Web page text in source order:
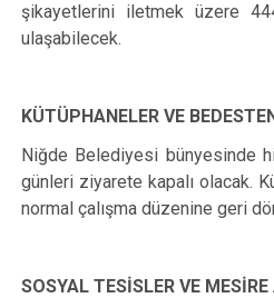
şikayetlerini iletmek üzere
ulaşabilecek.
KÜTÜPHANELER VE
Niğde Belediyesi bünyesinde
günleri ziyarete kapalı olacak.
normal çalışma düzenine geri
SOSYAL TESİSLER VE